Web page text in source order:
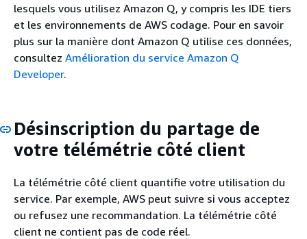
lesquels vous utilisez Amazon Q, y compris les IDE tiers
et les environnements de AWS codage. Pour en savoir
plus sur la manière dont Amazon Q utilise ces données,
consultez Amélioration du service Amazon Q
Developer.
Désinscription du partage de
votre télémétrie côté client
La télémétrie côté client quantifie votre utilisation du
service. Par exemple, AWS peut suivre si vous acceptez
ou refusez une recommandation. La télémétrie côté
client ne contient pas de code réel.